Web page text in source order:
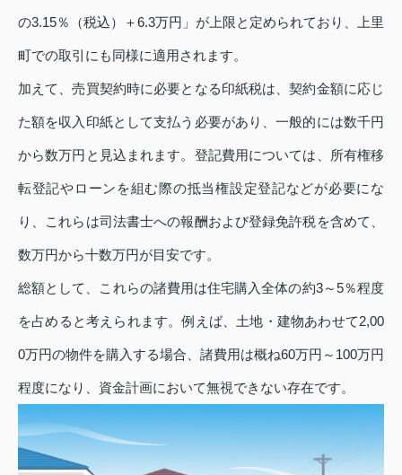
の3.15％（税込）＋6.3万円」が上限と定められており、上里
町での取引にも同様に適用されます。
加えて、売買契約時に必要となる印紙税は、契約金額に応じ
た額を収入印紙として支払う必要があり、一般的には数千円
から数万円と見込まれます。登記費用については、所有権移
転登記やローンを組む際の抵当権設定登記などが必要にな
り、これらは司法書士への報酬および登録免許税を含めて、
数万円から十数万円が目安です。
総額として、これらの諸費用は住宅購入全体の約3～5％程度
を占めると考えられます。例えば、土地・建物あわせて2,00
0万円の物件を購入する場合、諸費用は概ね60万円～100万円
程度になり、資金計画において無視できない存在です。